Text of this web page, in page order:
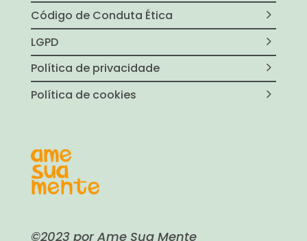
Código de Conduta Ética
LGPD
Política de privacidade
Política de cookies
©2023 por Ame Sua Mente